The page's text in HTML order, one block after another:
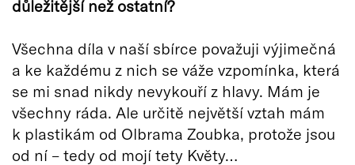
důležitější než ostatní?
Všechna díla v naší sbírce považuji výjimečná
a ke každému z nich se váže vzpomínka, která
se mi snad nikdy nevykouří z hlavy. Mám je
všechny ráda. Ale určitě největší vztah mám
k plastikám od Olbrama Zoubka, protože jsou
od ní – tedy od mojí tety Květy…